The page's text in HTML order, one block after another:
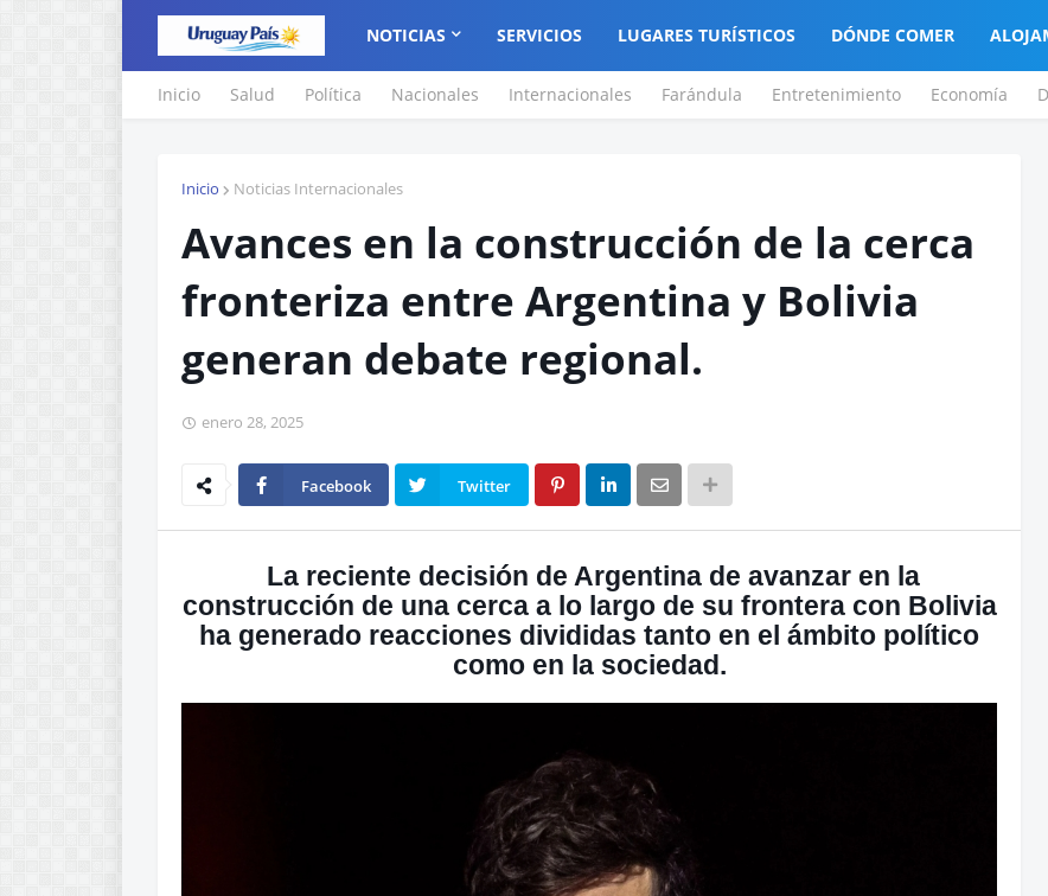
NOTICIAS SERVICIOS LUGARES TURÍSTICOS DÓNDE COMER
Inicio Salud Política Nacionales Internacionales Farándula Entretenimiento Economía
Inicio Noticias Internacionales
Avances en la construcción de la cerca
fronteriza entre Argentina y Bolivia
generan debate regional.
enero 28, 2025
Facebook Twitter
La reciente decisión de Argentina de avanzar en la
construcción de una cerca a lo largo de su frontera con Bolivia
ha generado reacciones divididas tanto en el ámbito político
como en la sociedad.